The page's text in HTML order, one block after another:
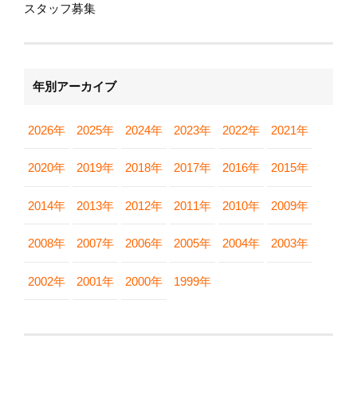
スタッフ募集
年別アーカイブ
2026年 2025年 2024年 2023年 2022年 2021年
2020年 2019年 2018年 2017年 2016年 2015年
2014年 2013年 2012年 2011年 2010年 2009年
2008年 2007年 2006年 2005年 2004年 2003年
2002年 2001年 2000年 1999年